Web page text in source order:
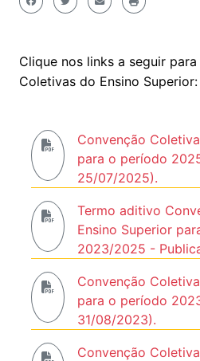
Clique nos links a seguir
Coletivas do Ensino Superior:
Convenção
para o período
25/07/2025).
Termo aditivo
Ensino Superior
2023/2025 -
Convenção
para o período
31/08/2023).
Convenção